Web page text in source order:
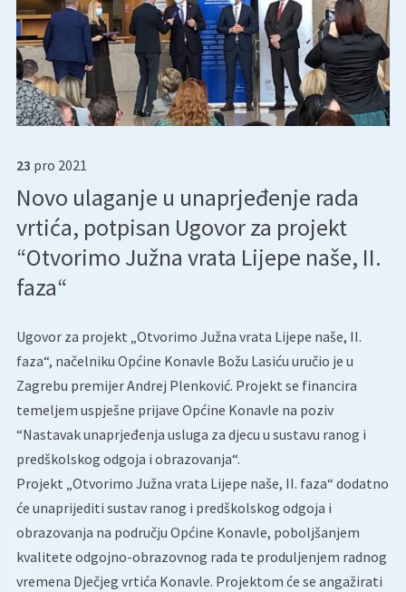
23 pro 2021
Novo ulaganje u unaprjeđenje rada
vrtića, potpisan Ugovor za projekt
“Otvorimo Južna vrata Lijepe naše, II.
faza“
Ugovor za projekt „Otvorimo Južna vrata Lijepe naše, II.
faza“, načelniku Općine Konavle Božu Lasiću uručio je u
Zagrebu premijer Andrej Plenković. Projekt se financira
temeljem uspješne prijave Općine Konavle na poziv
“Nastavak unaprjeđenja usluga za djecu u sustavu ranog i
predškolskog odgoja i obrazovanja“.
Projekt „Otvorimo Južna vrata Lijepe naše, II. faza“ dodatno
će unaprijediti sustav ranog i predškolskog odgoja i
obrazovanja na području Općine Konavle, poboljšanjem
kvalitete odgojno-obrazovnog rada te produljenjem radnog
vremena Dječjeg vrtića Konavle. Projektom će se angažirati